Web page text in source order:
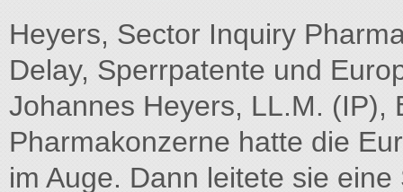
Heyers, Sector Inquiry
Delay, Sperrpatente und
Johannes Heyers, LL.M. (IP),
Pharmakonzerne hatte die
im Auge. Dann leitete sie